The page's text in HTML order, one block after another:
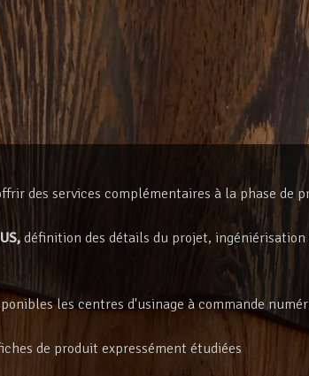
des services complémentaires à la phase de
définition des détails du projet,
les centres d'usinage à commande
de produit expressément étudiées